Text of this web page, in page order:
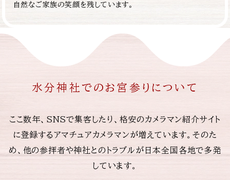
自然なご家族の笑顔を残しています。
水分神社でのお宮参りについて
ここ数年、SNSで集客したり、格安のカメラマン紹介サイト
に登録するアマチュアカメラマンが増えています。そのた
め、他の参拝者や神社とのトラブルが日本全国各地で多発
しています。